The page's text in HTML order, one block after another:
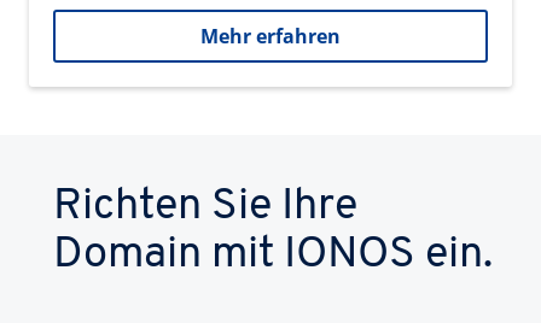
Mehr erfahren
Richten Sie Ihre
Domain mit IONOS ein.